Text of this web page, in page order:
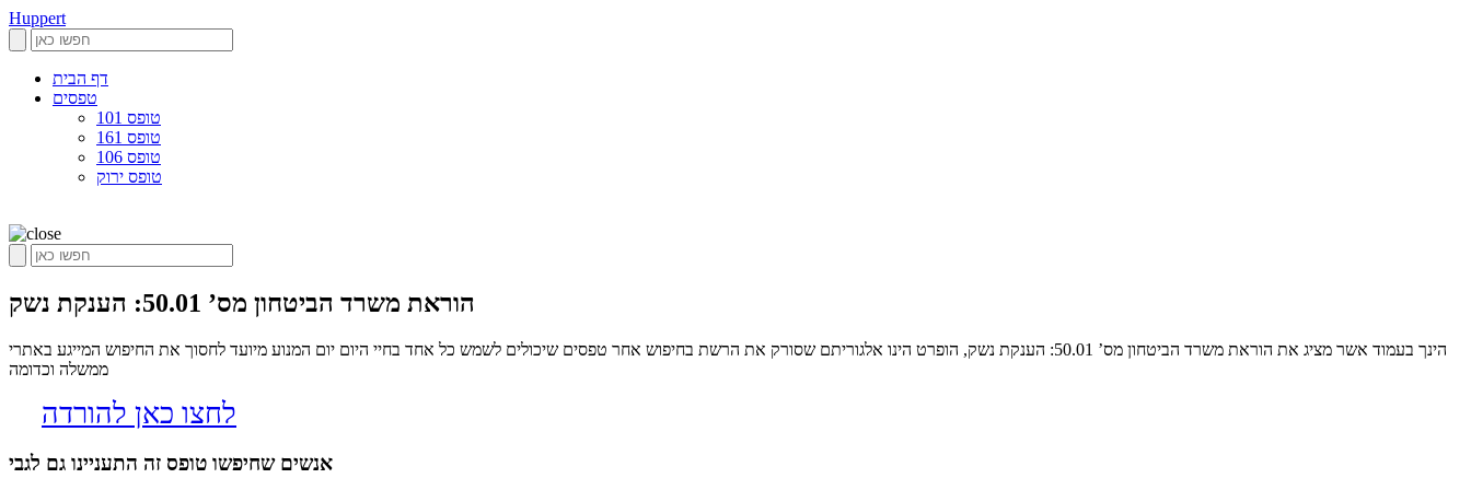
Huppert
דף הבית
טפסים
טופס 101
טופס 161
טופס 106
טופס ירוק
הוראת משרד הביטחון מס’ 50.01: הענקת נשק
הינך בעמוד אשר מציג את הוראת משרד הביטחון מס’ 50.01: הענקת נשק, הופרט הינו אלגוריתם שסורק את הרשת בחיפוש אחר טפסים שיכולים לשמש כל אחד בחיי היום יום המנוע מיועד לחסוך את החיפוש המייגע באתרי
ממשלה וכדומה
לחצו כאן להורדה
אנשים שחיפשו טופס זה התעניינו גם לגבי